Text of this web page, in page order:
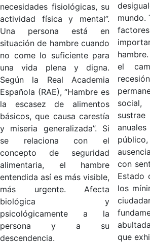
necesidades fisiológicas, su
actividad física y mental”.
Una persona está en
situación de hambre cuando
no come lo suficiente para
una vida plena y digna.
Según la Real Academia
Española (RAE), “Hambre es
la escasez de alimentos
básicos, que causa carestía
y miseria generalizada”. Si
se relaciona con el
concepto de seguridad
alimentaria, el hambre
entendida así es más visible,
más urgente. Afecta
biológica y
psicológicamente a la
persona y a su
descendencia.
mundo.
el
social,
con
Estado
los
que